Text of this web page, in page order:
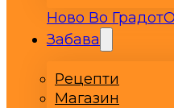
Ново Во Градот
Забава
Рецепти
Магазин